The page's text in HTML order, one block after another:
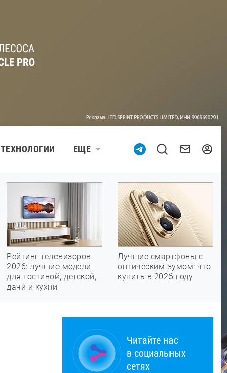
ТЕХНОЛОГИИ ЕЩЕ
Рейтинг телевизоров
2026: лучшие модели
для гостиной, детской,
дачи и кухни
Лучшие смартфоны с
оптическим зумом: что
купить в 2026 году
Читайте нас
в социальных
сетях